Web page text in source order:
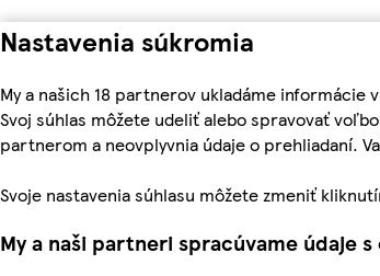
Nastavenia súkromia
My a našich 18 partnerov ukladáme
Svoj súhlas môžete udeliť alebo spravovať
partnerom a neovplyvnia údaje o prehliadaní.
Svoje nastavenia súhlasu môžete zmeniť
My a naši partneri spracúvame údaje